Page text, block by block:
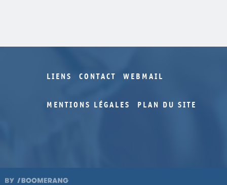
LIENS CONTACT WEBMAIL
MENTIONS LÉGALES PLAN DU SITE